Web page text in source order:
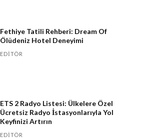
Fethiye Tatili Rehberi: Dream Of
Ölüdeniz Hotel Deneyimi
EDITÖR
ETS 2 Radyo Listesi: Ülkelere Özel
Ücretsiz Radyo İstasyonlarıyla Yol
Keyfinizi Artırın
EDITÖR